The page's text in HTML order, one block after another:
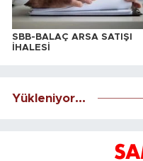
SBB-BALAÇ ARSA SATIŞI
İHALESİ
Yükleniyor...